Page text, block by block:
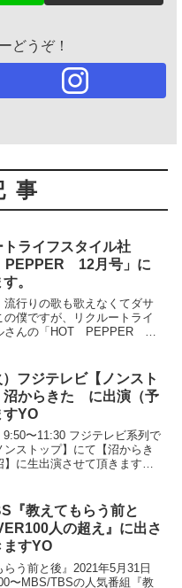
どうぞ！
事
トライフスタイル社
PEPPER 12月号」に
。
流行りの歌も歌えなくてダサ
の僕ですが、リクルートライ
さんの「HOT PEPPER 12
発行の歴史あるマンモス級の
パ...
フジテレビ【ノンスト
からきた に出演（予
すYO
9:50〜11:30 フジテレビ系列で
ンストップ】にて【沼からき
】に生出演させて頂きます楽
前に‥‥と思うだけで武者震
『教えてもらう前と
人の超え』に出さ
ますYO
らう前と後』2021年5月31日
〜MBS/TBSの人気番組『教